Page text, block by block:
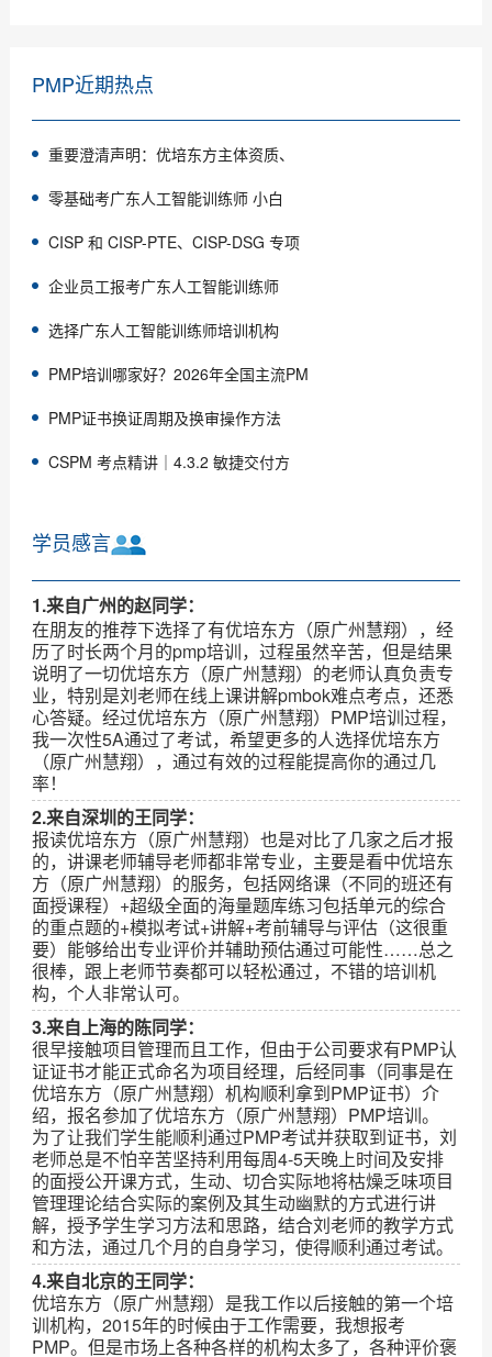
PMP近期热点
重要澄清声明：优培东方主体资质、
零基础考广东人工智能训练师 小白
CISP 和 CISP-PTE、CISP-DSG 专项
企业员工报考广东人工智能训练师
选择广东人工智能训练师培训机构
PMP培训哪家好？2026年全国主流PM
PMP证书换证周期及换审操作方法
CSPM 考点精讲｜4.3.2 敏捷交付方
学员感言
1.来自广州的赵同学：
在朋友的推荐下选择了有优培东方（原广州慧翔），经
历了时长两个月的pmp培训，过程虽然辛苦，但是结果
说明了一切优培东方（原广州慧翔）的老师认真负责专
业，特别是刘老师在线上课讲解pmbok难点考点，还悉
心答疑。经过优培东方（原广州慧翔）PMP培训过程，
我一次性5A通过了考试，希望更多的人选择优培东方
（原广州慧翔），通过有效的过程能提高你的通过几
率！
2.来自深圳的王同学：
报读优培东方（原广州慧翔）也是对比了几家之后才报
的，讲课老师辅导老师都非常专业，主要是看中优培东
方（原广州慧翔）的服务，包括网络课（不同的班还有
面授课程）+超级全面的海量题库练习包括单元的综合
的重点题的+模拟考试+讲解+考前辅导与评估（这很重
要）能够给出专业评价并辅助预估通过可能性……总之
很棒，跟上老师节奏都可以轻松通过，不错的培训机
构，个人非常认可。
3.来自上海的陈同学：
很早接触项目管理而且工作，但由于公司要求有PMP认
证证书才能正式命名为项目经理，后经同事（同事是在
优培东方（原广州慧翔）机构顺利拿到PMP证书）介
绍，报名参加了优培东方（原广州慧翔）PMP培训。
为了让我们学生能顺利通过PMP考试并获取到证书，刘
老师总是不怕辛苦坚持利用每周4-5天晚上时间及安排
的面授公开课方式，生动、切合实际地将枯燥乏味项目
管理理论结合实际的案例及其生动幽默的方式进行讲
解，授予学生学习方法和思路，结合刘老师的教学方式
和方法，通过几个月的自身学习，使得顺利通过考试。
4.来自北京的王同学：
优培东方（原广州慧翔）是我工作以后接触的第一个培
训机构，2015年的时候由于工作需要，我想报考
PMP。但是市场上各种各样的机构太多了，各种评价褒